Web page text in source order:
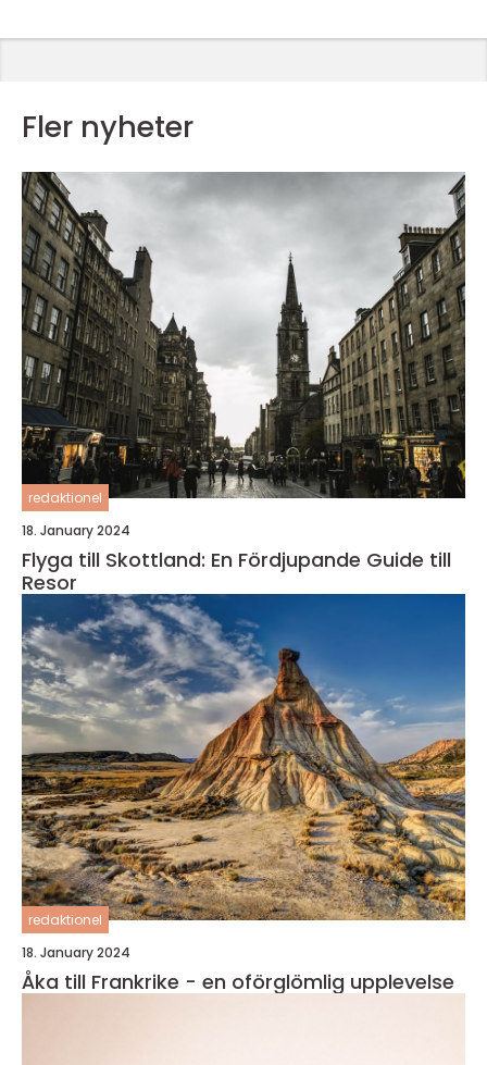
Fler nyheter
redaktionel
18. January 2024
Flyga till Skottland: En Fördjupande Guide till
Resor
redaktionel
18. January 2024
Åka till Frankrike - en oförglömlig upplevelse